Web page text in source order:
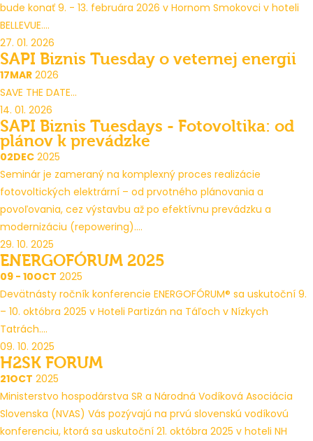
bude konať 9. - 13. februára 2026 v Hornom Smokovci v hoteli
BELLEVUE....
27. 01. 2026
SAPI Biznis Tuesday o veternej energii
17MAR 2026
SAVE THE DATE...
14. 01. 2026
SAPI Biznis Tuesdays - Fotovoltika: od
plánov k prevádzke
02DEC 2025
Seminár je zameraný na komplexný proces realizácie
fotovoltických elektrární – od prvotného plánovania a
povoľovania, cez výstavbu až po efektívnu prevádzku a
modernizáciu (repowering)....
29. 10. 2025
ENERGOFÓRUM 2025
09 - 10OCT 2025
Devätnásty ročník konferencie ENERGOFÓRUM® sa uskutoční 9.
– 10. októbra 2025 v Hoteli Partizán na Táľoch v Nízkych
Tatrách....
09. 10. 2025
H2SK FORUM
21OCT 2025
Ministerstvo hospodárstva SR a Národná Vodíková Asociácia
Slovenska (NVAS) Vás pozývajú na prvú slovenskú vodíkovú
konferenciu, ktorá sa uskutoční 21. októbra 2025 v hoteli NH